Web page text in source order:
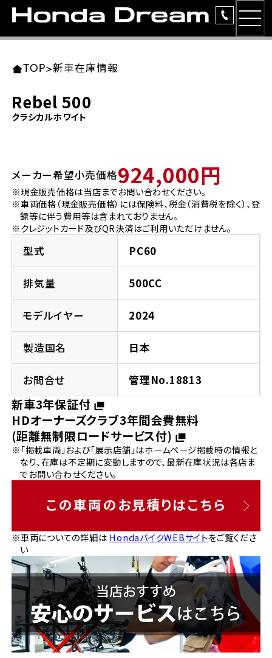
ラインアップ
レンタルバイク
洋用品
イベント
法人向けサービス
お問い合わせ
TOP>新車在庫情報
Rebel 500
クラシカルホワイト
メーカー希望小売価格924,000円
※現金販売価格は当店までお問い合わせください。
※車両価格（現金販売価格）には保険料、税金（消費税を除く）、登
録等に伴う費用等は含まれておりません。
※クレジットカード及びQR決済はご利用いただけません。
型式 PC60
排気量 500CC
モデルイヤー 2024
製造国名 日本
お問合せ 管理No.18813
新車3年保証付
HDオーナーズクラブ3年間会費無料
(距離無制限ロードサービス付)
※「掲載車両」および「展示店舗」はホームページ掲載時の情報と
なり、在庫は不定期に変動しますので、最新在庫状況は各店ま
でお問い合わせください。
この車両のお見積りはこちら
※車両についての詳細は HondaバイクWEBサイトをご覧くださ
い
東北エリア 店舗一覧
岩手県
宮城県
ホンダドリーム 仙台泉
ホンダドリーム 宮城岩沼
福島県
ホンダドリーム 郡山
関東エリア 店舗一覧
東京都
ホンダドリーム 西東京
ホンダドリーム 練馬
ホンダドリーム 板橋
ホンダドリーム 葛飾
ホンダドリーム 大田
ホンダドリーム 立川
神奈川県
ホンダドリーム 磯子
ホンダドリーム 横浜都筑
ホンダドリーム 横浜緑
千葉県
ホンダドリーム 船橋
中部エリア 店舗一覧
愛知県
ホンダドリーム 名古屋南
ホンダドリーム 小牧
ホンダドリーム 名古屋東
ホンダドリーム 一宮
ホンダドリーム 豊橋
ホンダドリーム 名古屋上小田井
岐阜県
ホンダドリーム 岐阜
近畿エリア 店舗一覧
大阪府
ホンダドリーム 箕面
ホンダドリーム 藤井寺
ホンダドリーム 東淀川
ホンダドリーム 豊中
京都府
ホンダドリーム 京都伏見
ホンダドリーム 京都北山
兵庫県
ホンダドリーム 神戸灘
ホンダドリーム 尼崎
ホンダドリーム 姫路
ホンダドリーム 西宮甲子園
奈良県
中国・四国エリア 店舗一覧
岡山県
広島県
ホンダドリーム 広島
ホンダドリーム 福山
徳島県
ホンダドリーム 徳島
香川県
ホンダドリーム 高松
高知県
九州エリア 店舗一覧
福岡県
ホンダドリーム 福岡東
ホンダドリーム 久留米
ホンダドリーム 福岡春日
ホンダドリーム 福岡西
熊本県
ホンダドリーム 熊本